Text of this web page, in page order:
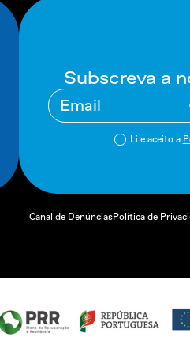
Subscreva a
Li e aceito a
Canal de DenúnciasPolítica de